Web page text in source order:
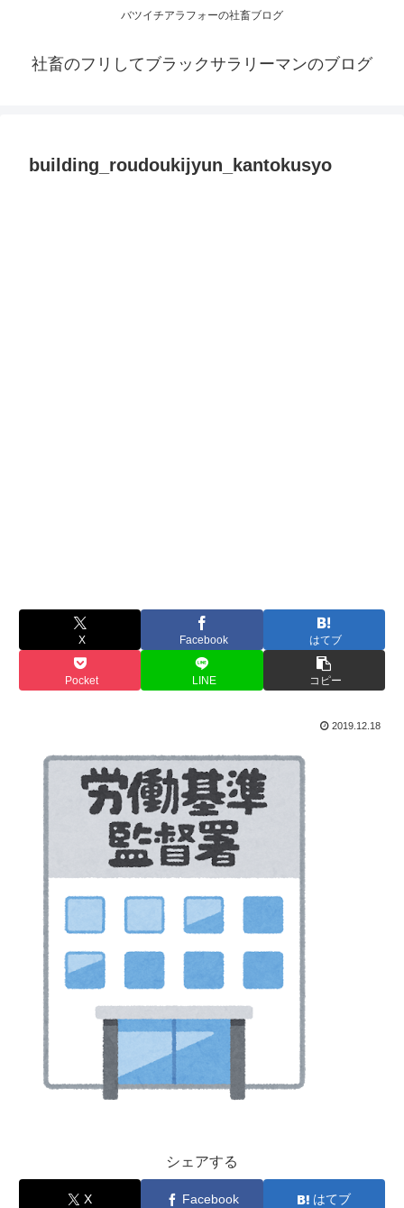
バツイチアラフォーの社畜ブログ
社畜のフリしてブラックサラリーマンのブログ
building_roudoukijyun_kantokusyo
X Facebook はてブ
Pocket LINE コピー
2019.12.18
シェアする
X Facebook はてブ